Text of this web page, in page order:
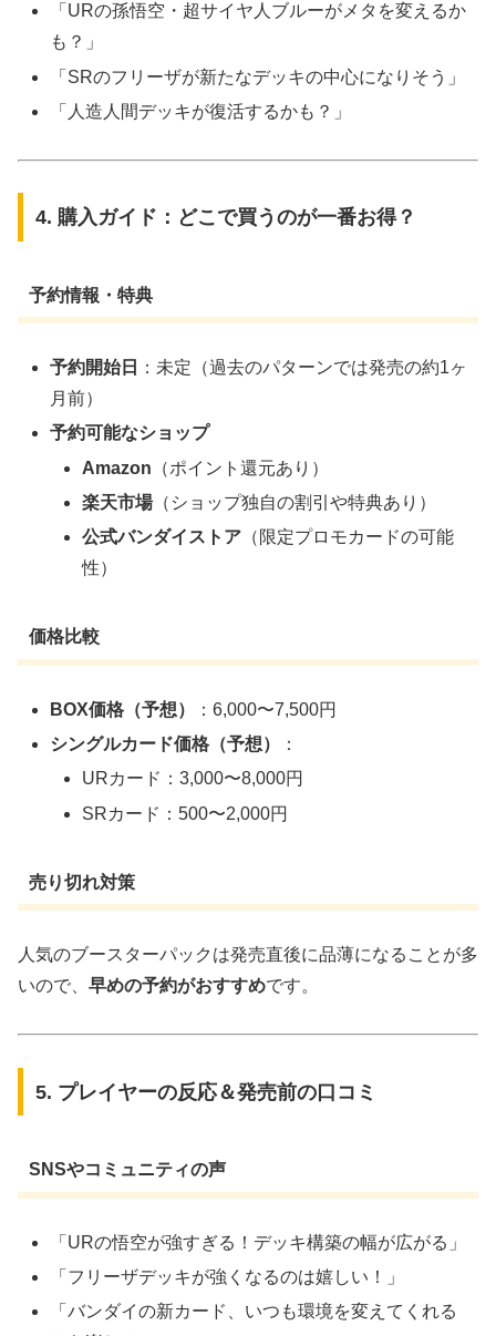
「URの孫悟空・超サイヤ人ブルーがメタを変えるか
も？」
「SRのフリーザが新たなデッキの中心になりそう」
「人造人間デッキが復活するかも？」
4. 購入ガイド：どこで買うのが一番お得？
予約情報・特典
予約開始日
：未定（過去のパターンでは発売の約1ヶ
月前）
予約可能なショップ
Amazon （ポイント還元あり）
楽天市場（ショップ独自の割引や特典あり）
公式バンダイストア （限定プロモカードの可能
性）
価格比較
BOX価格（予想）
：6,000〜7,500円
シングルカード価格（予想）
：
URカード：3,000〜8,000円
SRカード：500〜2,000円
売り切れ対策
人気のブースターパックは発売直後に品薄になることが多
いので、 早めの予約がおすすめです。
5. プレイヤーの反応＆発売前の口コミ
SNSやコミュニティの声
「URの悟空が強すぎる！デッキ構築の幅が広がる」
「フリーザデッキが強くなるのは嬉しい！」
「バンダイの新カード、いつも環境を変えてくれる